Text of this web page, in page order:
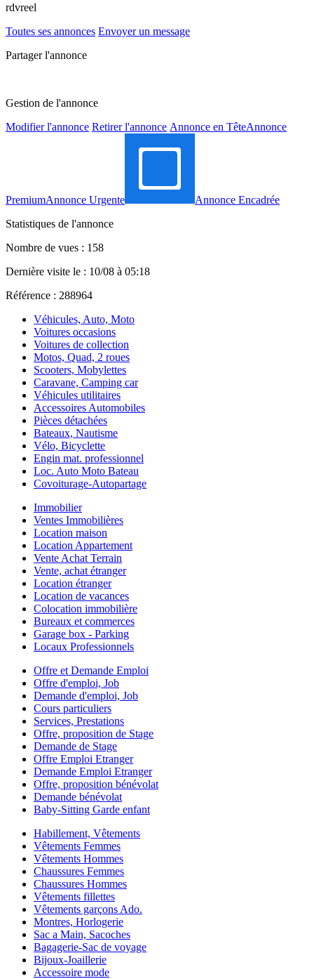
rdvreel
Toutes ses annonces Envoyer un message
Partager l'annonce
Gestion de l'annonce
Modifier l'annonce Retirer l'annonce Annonce en TêteAnnonce
PremiumAnnonce Urgente
Annonce Encadrée
Statistiques de l'annonce
Nombre de vues : 158
Dernière visite le : 10/08 à 05:18
Référence : 288964
Véhicules, Auto, Moto
Voitures occasions
Voitures de collection
Motos, Quad, 2 roues
Scooters, Mobylettes
Caravane, Camping car
Véhicules utilitaires
Accessoires Automobiles
Pièces détachées
Bateaux, Nautisme
Vélo, Bicyclette
Engin mat. professionnel
Loc. Auto Moto Bateau
Covoiturage-Autopartage
Immobilier
Ventes Immobilières
Location maison
Location Appartement
Vente Achat Terrain
Vente, achat étranger
Location étranger
Location de vacances
Colocation immobilière
Bureaux et commerces
Garage box - Parking
Locaux Professionnels
Offre et Demande Emploi
Offre d'emploi, Job
Demande d'emploi, Job
Cours particuliers
Services, Prestations
Offre, proposition de Stage
Demande de Stage
Offre Emploi Etranger
Demande Emploi Etranger
Offre, proposition bénévolat
Demande bénévolat
Baby-Sitting Garde enfant
Habillement, Vêtements
Vêtements Femmes
Vêtements Hommes
Chaussures Femmes
Chaussures Hommes
Vêtements fillettes
Vêtements garçons Ado.
Montres, Horlogerie
Sac a Main, Sacoches
Bagagerie-Sac de voyage
Bijoux-Joaillerie
Accessoire mode